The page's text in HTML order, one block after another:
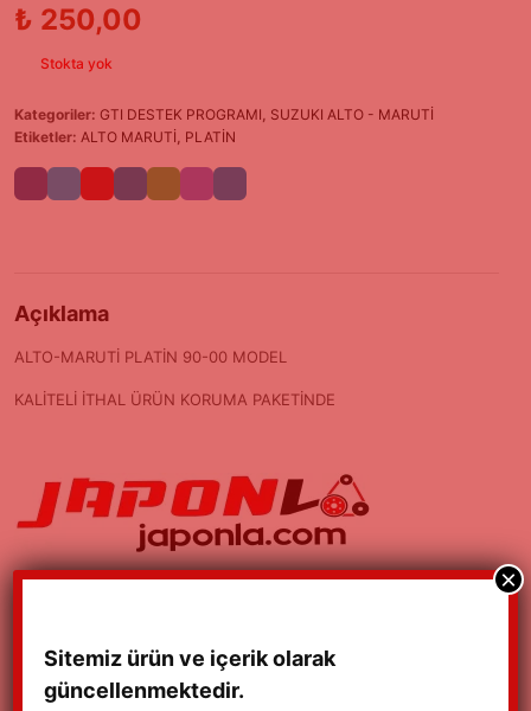
₺ 250,00
Stokta yok
Kategoriler: GTI DESTEK PROGRAMI SUZUKI ALTO - MARUTİ
Etiketler: ALTO MARUTİ PLATİN
Açıklama
ALTO-MARUTİ PLATİN 90-00 MODEL
KALİTELİ İTHAL ÜRÜN KORUMA PAKETİNDE
Sitemiz ürün ve içerik olarak
güncellenmektedir.
×